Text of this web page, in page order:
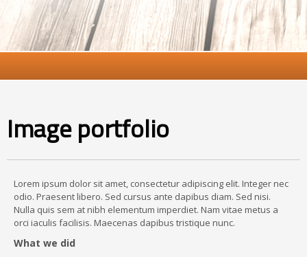
Image portfolio
Lorem ipsum dolor sit amet, consectetur adipiscing elit. Integer nec
odio. Praesent libero. Sed cursus ante dapibus diam. Sed nisi.
Nulla quis sem at nibh elementum imperdiet. Nam vitae metus a
orci iaculis facilisis. Maecenas dapibus tristique nunc.
What we did